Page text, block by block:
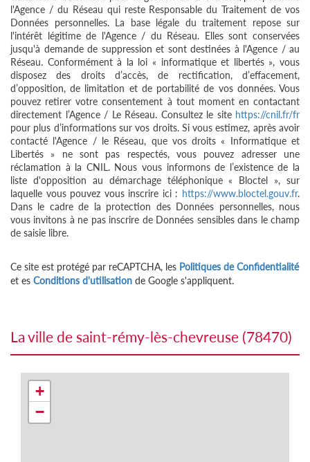
l'Agence / du Réseau qui reste Responsable du Traitement de vos
Données personnelles. La base légale du traitement repose sur
l'intérêt légitime de l'Agence / du Réseau. Elles sont conservées
jusqu'à demande de suppression et sont destinées à l'Agence / au
Réseau. Conformément à la loi « informatique et libertés », vous
disposez des droits d’accès, de rectification, d’effacement,
d’opposition, de limitation et de portabilité de vos données. Vous
pouvez retirer votre consentement à tout moment en contactant
directement l’Agence / Le Réseau. Consultez le site https://cnil.fr/fr
pour plus d’informations sur vos droits. Si vous estimez, après avoir
contacté l'Agence / le Réseau, que vos droits « Informatique et
Libertés » ne sont pas respectés, vous pouvez adresser une
réclamation à la CNIL. Nous vous informons de l’existence de la
liste d'opposition au démarchage téléphonique « Bloctel », sur
laquelle vous pouvez vous inscrire ici : https://www.bloctel.gouv.fr.
Dans le cadre de la protection des Données personnelles, nous
vous invitons à ne pas inscrire de Données sensibles dans le champ
de saisie libre.
Ce site est protégé par reCAPTCHA, les Politiques de Confidentialité
et es Conditions d'utilisation de Google s'appliquent.
la ville de saint-rémy-lès-chevreuse (78470)
+
−